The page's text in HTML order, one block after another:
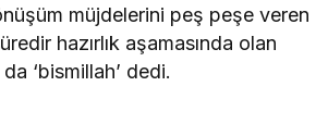
müjdelerini peş peşe veren
hazırlık aşamasında olan
‘bismillah’ dedi.